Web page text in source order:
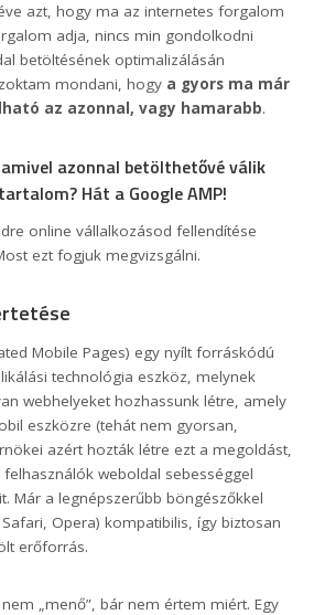
azt, hogy ma az internetes forgalom
adja, nincs min gondolkodni
betöltésének optimalizálásán
mondani, hogy a gyors ma már
az azonnal, vagy hamarabb.
azonnal betölthetővé válik
Hát a Google AMP!
online vállalkozásod fellendítése
ezt fogjuk megvizsgálni.
Mobile Pages) egy nyílt forráskódú
technológia eszköz, melynek
webhelyeket hozhassunk létre, amely
eszközre (tehát nem gyorsan,
azért hozták létre ezt a megoldást,
weboldal sebességgel
Már a legnépszerűbb böngészőkkel
Opera) kompatibilis, így biztosan
erőforrás.
„menő”, bár nem értem miért. Egy